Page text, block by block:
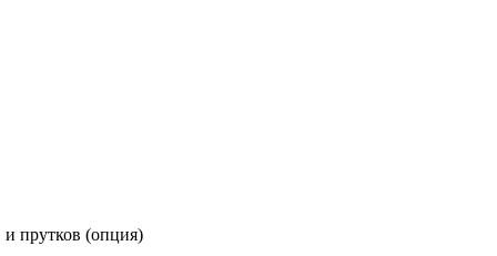
прутков (опция)